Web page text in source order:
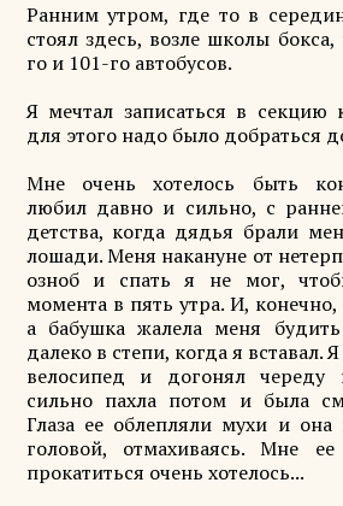
Ранним утром, где то в
стоял здесь, возле школы
го и 101-го автобусов.
Я мечтал записаться в секцию
для этого надо было добраться
Мне очень хотелось быть
любил давно и сильно, с
детства, когда дядья брали
лошади. Меня накануне от
озноб и спать я не мог,
момента в пять утра. И,
а бабушка жалела меня
далеко в степи, когда я вставал.
велосипед и догонял череду
сильно пахла потом и была
Глаза ее облепляли мухи и она
головой, отмахиваясь. Мне
прокатиться очень хотелось...